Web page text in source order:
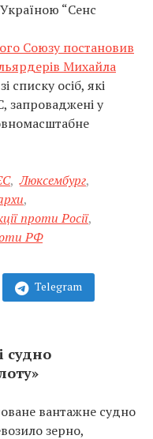
“Сенс
Союзу постановив
Михайла
списку осіб, які
запроваджені у
, Люксембург,
,
проти Росії,
РФ
Telegram
судно
вантажне судно
зерно,